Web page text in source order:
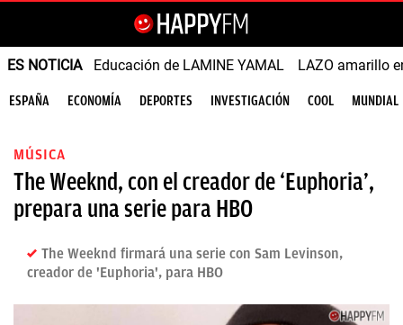
ES NOTICIA Educación de LAMINE YAMAL LAZO amarillo
ESPAÑA ECONOMÍA DEPORTES INVESTIGACIÓN COOL MUNDIAL
MÚSICA
The Weeknd, con el creador de ‘Euphoria’,
prepara una serie para HBO
The Weeknd firmará una serie con Sam Levinson,
creador de 'Euphoria', para HBO